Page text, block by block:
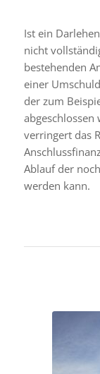
Ist ein
nicht
bestehenden
einer
der zum
abgeschlossen
verringert das
Ablauf der
werden kann.